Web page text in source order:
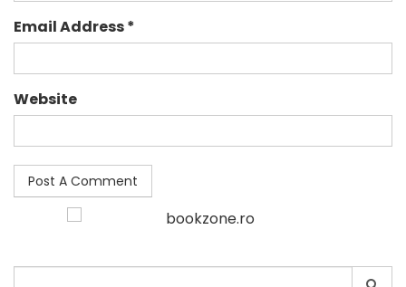
Email Address *
Website